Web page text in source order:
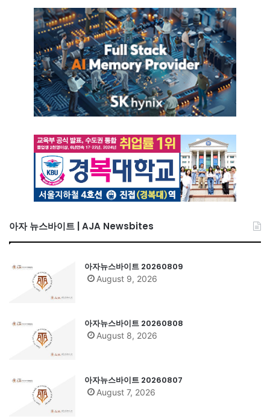
아자 뉴스바이트 | AJA Newsbites
아자뉴스바이트 20260809
August 9, 2026
아자뉴스바이트 20260808
August 8, 2026
아자뉴스바이트 20260807
August 7, 2026